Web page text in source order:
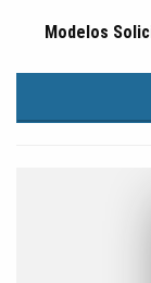
Modelos